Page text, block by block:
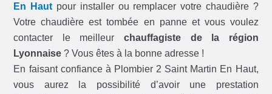
En Haut pour installer ou remplacer votre chaudière ?
Votre chaudière est tombée en panne et vous voulez
contacter le meilleur chauffagiste de la région
Lyonnaise ? Vous êtes à la bonne adresse !
En faisant confiance à Plombier 2 Saint Martin En Haut,
vous aurez la possibilité d’avoir une prestation